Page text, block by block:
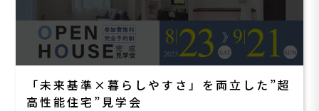
「未来基準×暮らしやすさ」を両立した”超
高性能住宅”見学会